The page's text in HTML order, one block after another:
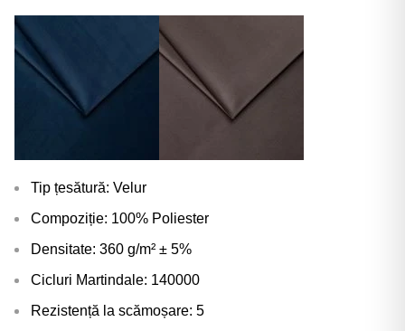
Tip țesătură: Velur
Compoziție: 100% Poliester
Densitate: 360 g/m² ± 5%
Cicluri Martindale: 140000
Rezistență la scămoșare: 5